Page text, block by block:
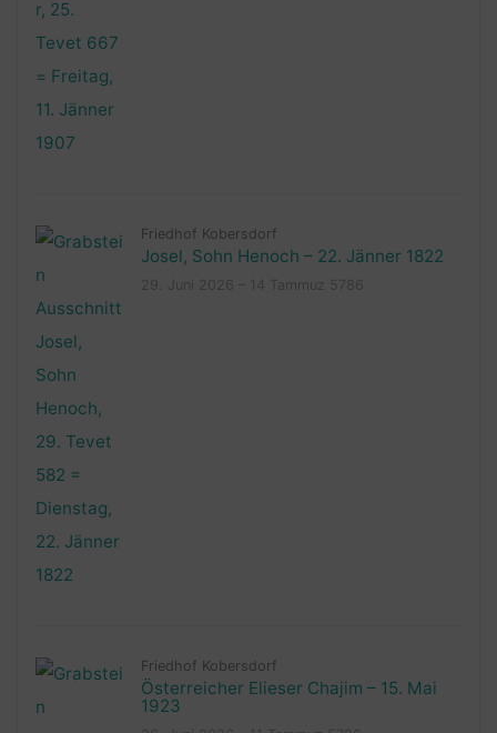
Friedhof Kobersdorf
Josel, Sohn Henoch – 22. Jänner 1822
Friedhof Kobersdorf
Österreicher Elieser Chajim – 15. Mai
1923